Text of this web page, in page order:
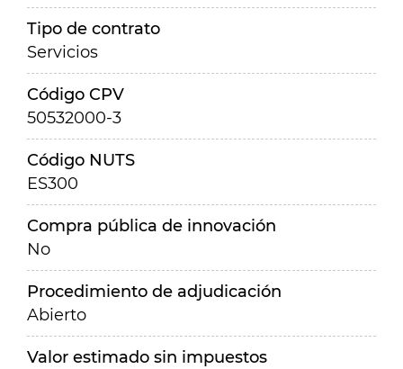
Tipo de contrato
Servicios
Código CPV
50532000-3
Código NUTS
ES300
Compra pública de innovación
No
Procedimiento de adjudicación
Abierto
Valor estimado sin impuestos